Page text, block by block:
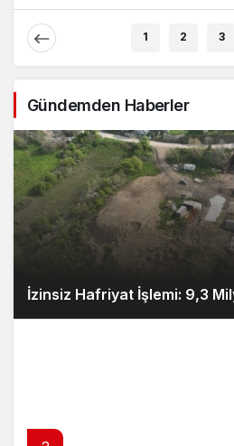
1 2 3
Gündemden Haberler
İzinsiz Hafriyat İşlemi: 9,3